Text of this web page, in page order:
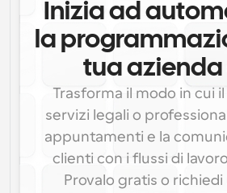
Inizia ad
la
tua azienda
Trasforma il modo in cui
servizi legali o
appuntamenti e la
clienti con i flussi di
Provalo gratis o